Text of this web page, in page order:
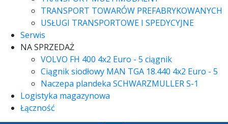
TRANSPORT TOWARÓW PREFABRYKOWANYCH
USŁUGI TRANSPORTOWE I SPEDYCYJNE
Serwis
NA SPRZEDAŻ
VOLVO FH 400 4x2 Euro - 5 ciągnik
Ciągnik siodłowy MAN TGA 18.440 4x2 Euro - 5
Naczepa plandeka SCHWARZMULLER S-1
Logistyka magazynowa
Łączność